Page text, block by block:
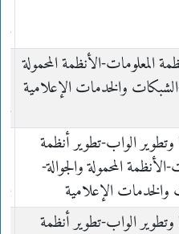
المعلومات-الأنظمة المحمولة
الشبكات والخدمات الإعلامية
وتطوير الواب-تطوير أنظمة
الأنظمة المحمولة والجوالة-
والخدمات الإعلامية
وتطوير الواب-تطوير أنظمة